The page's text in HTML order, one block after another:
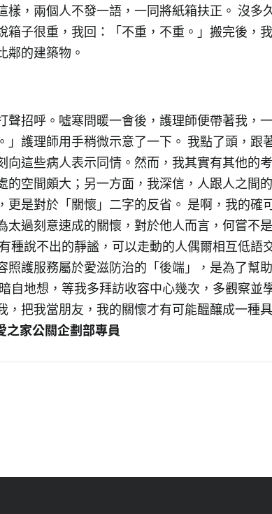
，兩個人不發一語，一同將紙箱扶正。 沒
子很重，我回：「不重，不重。」搬完後，
鄰的建築物。
招呼。噓寒問暖一會後，護理師便帶著我，
」護理師用手稍微示意了一下。 我點了頭，
這些病人表示同情。然而，我其實有其他的
空間頗大；另一方面，我深信，人跟人之間
是對於「關懷」二字的反省。 是啊，我的
過刻意速成的關懷，對於他人而言，何嘗不
種說不出的靜謐，可以走動的人偶爾相互低語
護服務屬於愛滋防治的「後端」，是為了幫
自地想，等我多拜訪收容中心幾次，多觀察
把我當朋友，我的關懷才有可能醞釀成一種
家公關企劃部專員